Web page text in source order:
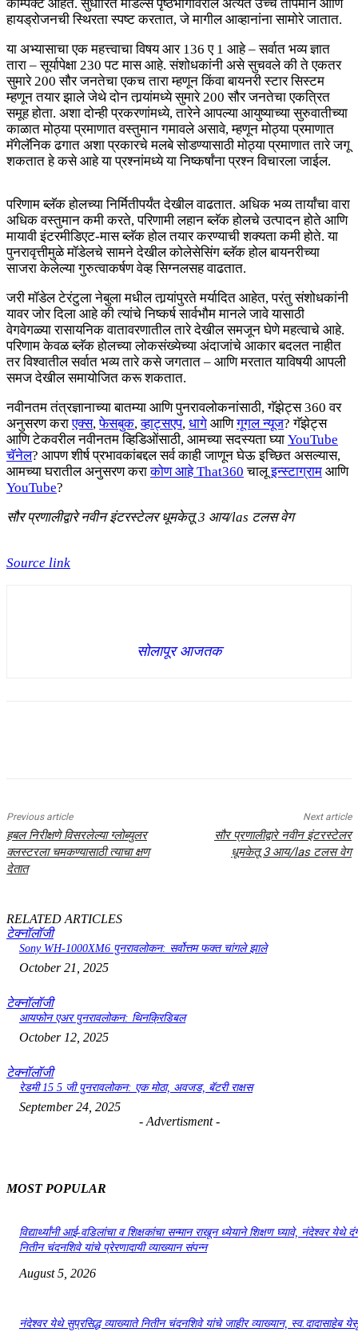
कॉम्पॅक्ट आहेत. सुधारित मॉडेल्स पृष्ठभागावरील अत्यंत उच्च तापमान आणि
हायड्रोजनची स्थिरता स्पष्ट करतात, जे मागील आव्हानांना सामोरे जातात.
या अभ्यासाचा एक महत्त्वाचा विषय आर 136 ए 1 आहे – सर्वात भव्य ज्ञात
तारा – सूर्यापेक्षा 230 पट मास आहे. संशोधकांनी असे सुचवले की ते एकतर
सुमारे 200 सौर जनतेचा एकच तारा म्हणून किंवा बायनरी स्टार सिस्टम
म्हणून तयार झाले जेथे दोन तार्‍यांमध्ये सुमारे 200 सौर जनतेचा एकत्रित
समूह होता. अशा दोन्ही प्रकरणांमध्ये, तारेने आपल्या आयुष्याच्या सुरुवातीच्या
काळात मोठ्या प्रमाणात वस्तुमान गमावले असावे, म्हणून मोठ्या प्रमाणात
मॅगेलॅनिक ढगात अशा प्रकारचे मलबे सोडण्यासाठी मोठ्या प्रमाणात तारे जगू
शकतात हे कसे आहे या प्रश्नांमध्ये या निष्कर्षांना प्रश्न विचारला जाईल.
परिणाम ब्लॅक होलच्या निर्मितीपर्यंत देखील वाढतात. अधिक भव्य तार्यांचा वारा
अधिक वस्तुमान कमी करते, परिणामी लहान ब्लॅक होलचे उत्पादन होते आणि
मायावी इंटरमीडिएट-मास ब्लॅक होल तयार करण्याची शक्यता कमी होते. या
पुनरावृत्तीमुळे मॉडेलचे सामने देखील कोलेसेसिंग ब्लॅक होल बायनरीच्या
साजरा केलेल्या गुरुत्वाकर्षण वेव्ह सिग्नलसह वाढतात.
जरी मॉडेल टेरंटुला नेबुला मधील तार्‍यांपुरते मर्यादित आहेत, परंतु संशोधकांनी
यावर जोर दिला आहे की त्यांचे निष्कर्ष सार्वभौम मानले जावे यासाठी
वेगवेगळ्या रासायनिक वातावरणातील तारे देखील समजून घेणे महत्वाचे आहे.
परिणाम केवळ ब्लॅक होलच्या लोकसंख्येच्या अंदाजांचे आकार बदलत नाहीत
तर विश्वातील सर्वात भव्य तारे कसे जगतात – आणि मरतात याविषयी आपली
समज देखील समायोजित करू शकतात.
नवीनतम तंत्रज्ञानाच्या बातम्या आणि पुनरावलोकनांसाठी, गॅझेट्स 360 वर
अनुसरण कराएक्स,फेसबुक,व्हाट्सएप, धागे आणिगूगल न्यूज? गॅझेट्स
आणि टेकवरील नवीनतम व्हिडिओंसाठी, आमच्या सदस्यता घ्या YouTube
चॅनेल? आपण शीर्ष प्रभावकांबद्दल सर्व काही जाणून घेऊ इच्छित असल्यास,
आमच्या घरातील अनुसरण कराकोण आहे That360 चालूइन्स्टाग्राम आणि
YouTube?
सौर प्रणालीद्वारे नवीन इंटरस्टेलर धूमकेतू 3 आय/las टलस वेग
Source link
सोलापूर आजतक
Previous article
हबल निरीक्षणे विसरलेल्या ग्लोब्युलर
क्लस्टरला चमकण्यासाठी त्याचा क्षण
देतात
Next article
सौर प्रणालीद्वारे नवीन इंटरस्टेलर
धूमकेतू 3 आय/las टलस वेग
RELATED ARTICLES
टेक्नॉलॉजी
Sony WH-1000XM6 पुनरावलोकन: सर्वोत्तम फक्त चांगले झाले
October 21, 2025
टेक्नॉलॉजी
आयफोन एअर पुनरावलोकन: थिनक्रिडिबल
October 12, 2025
टेक्नॉलॉजी
रेडमी 15 5 जी पुनरावलोकन: एक मोठा, अवजड, बॅटरी राक्षस
September 24, 2025
- Advertisment -
MOST POPULAR
विद्यार्थ्यांनी आई-वडिलांचा व शिक्षकांचा सन्मान राखून ध्येयाने शिक्षण घ्यावे, नंदेश्वर येथे
नितीन चंदनशिवे यांचे प्रेरणादायी व्याख्यान संपन्न
August 5, 2026
नंदेश्वर येथे सुप्रसिद्ध व्याख्याते नितीन चंदनशिवे यांचे जाहीर व्याख्यान, स्व.दादासाहेब येसू